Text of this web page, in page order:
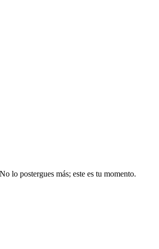
lo postergues más; este es tu momento.